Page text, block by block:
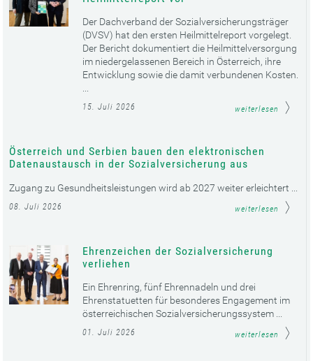
Der Dachverband der Sozialversicherungsträger
(DVSV) hat den ersten Heilmittelreport vorgelegt.
Der Bericht dokumentiert die Heilmittelversorgung
im niedergelassenen Bereich in Österreich, ihre
Entwicklung sowie die damit verbundenen Kosten.
15. Juli 2026 weiterlesen
Österreich und Serbien bauen den elektronischen
Datenaustausch in der Sozialversicherung aus
Zugang zu Gesundheitsleistungen wird ab 2027 weiter erleichtert ...
08. Juli 2026 weiterlesen
Ehrenzeichen der Sozialversicherung
verliehen
Ein Ehrenring, fünf Ehrennadeln und drei
Ehrenstatuetten für besonderes Engagement im
österreichischen Sozialversicherungssystem ...
01. Juli 2026 weiterlesen